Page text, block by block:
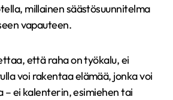
millainen säästösuunnitelma
vapauteen.
että raha on työkalu, ei
voi rakentaa elämää, jonka voi
– ei kalenterin, esimiehen tai